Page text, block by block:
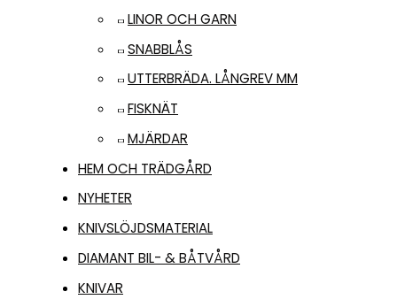
LINOR OCH GARN
SNABBLÅS
UTTERBRÄDA. LÅNGREV MM
FISKNÄT
MJÄRDAR
HEM OCH TRÄDGÅRD
NYHETER
KNIVSLÖJDSMATERIAL
DIAMANT BIL- & BÅTVÅRD
KNIVAR